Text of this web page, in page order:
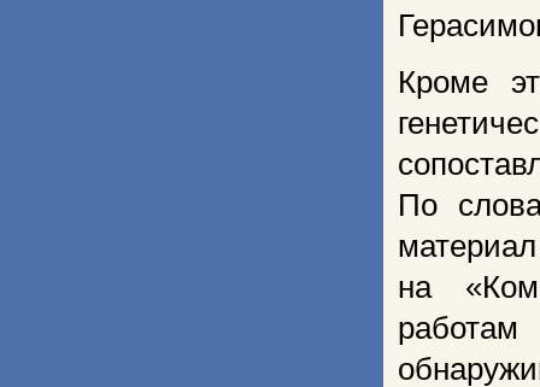
Кроме
По
на